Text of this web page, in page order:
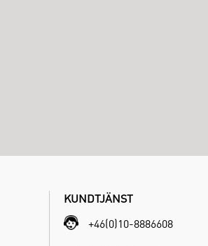
KUNDTJÄNST
+46(0)10-8886608